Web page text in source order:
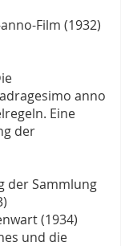
Film (1932)
anno
Eine
der
der Sammlung
(1934)
und die